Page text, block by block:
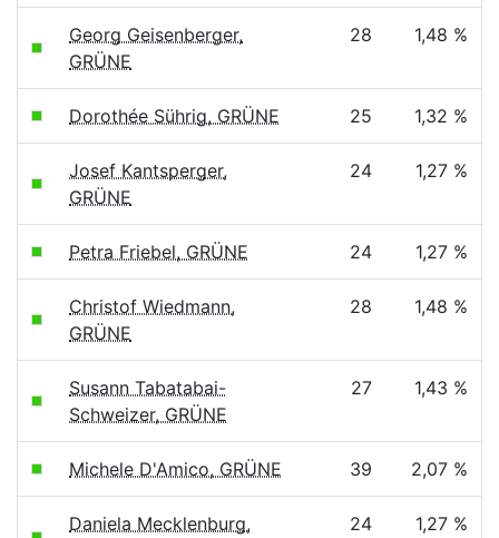
Georg Geisenberger,
GRÜNE
28 1,48 %
Dorothée Sührig, GRÜNE 25 1,32 %
Josef Kantsperger,
GRÜNE
24 1,27 %
Petra Friebel, GRÜNE 24 1,27 %
Christof Wiedmann,
GRÜNE
28 1,48 %
Susann Tabatabai-
Schweizer, GRÜNE
27 1,43 %
Michele D'Amico, GRÜNE 39 2,07 %
Daniela Mecklenburg,
24 1,27 %